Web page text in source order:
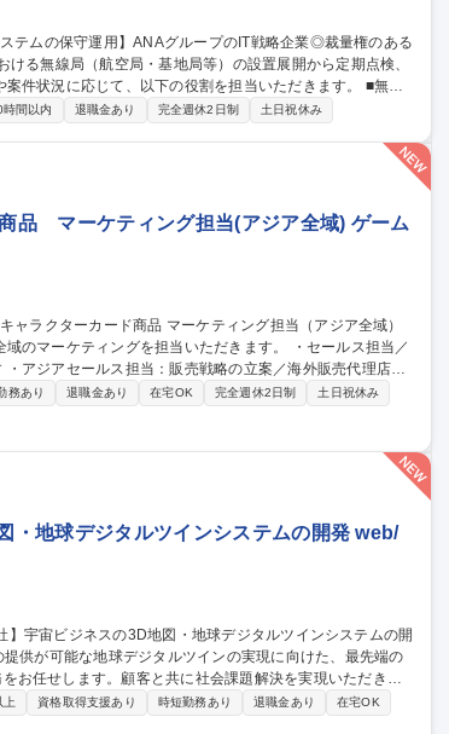
状況に応じて、以下の役割を担当いただきます。 ■無線
般 ■無線設備の設置・移設・撤去作業、登録点検業務・運用
。 ※5～10日/月、国内各地への出張が発生いたします。（北
間以内 退職金あり 完全週休2日制 土日祝休み
品 マーケティング担当(アジア全域) ゲーム
ティングを担当いただきます。 ・セールス担当／
アジアセールス担当：販売戦略の立案／海外販売代理店に
ション戦略の立案／実行／分析 募集職種 【カード
（アジア全域）
務あり 退職金あり 在宅OK 完全週休2日制
土日祝休み
・地球デジタルツインシステムの開発 web/
お任せします。顧客と共に社会課題解決を実現いただきま
ービス開発等のプロジェクトマネジメント ◎プロダクト/
上 資格取得支援あり 時短勤務あり 退職金あり
在宅OK